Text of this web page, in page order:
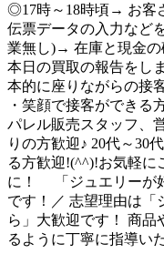
◎17時～18時頃→ お客
伝票データの入力など
業無し)→ 在庫と現金の
本日の買取の報告をし
本的に座りながらの接
・笑顔で接客ができる
パレル販売スタッフ、
りの方歓迎♪ 20代～30
る方歓迎!(^^)!お気軽に
に！ 「ジュエリーが
です！／ 志望理由は「
ら」大歓迎です！ 商品
るように丁寧に指導い